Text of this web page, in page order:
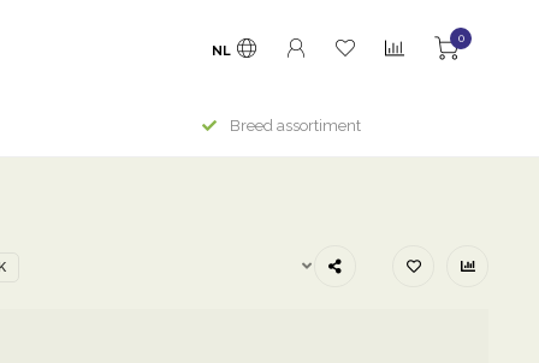
NL
0
Breed assortiment